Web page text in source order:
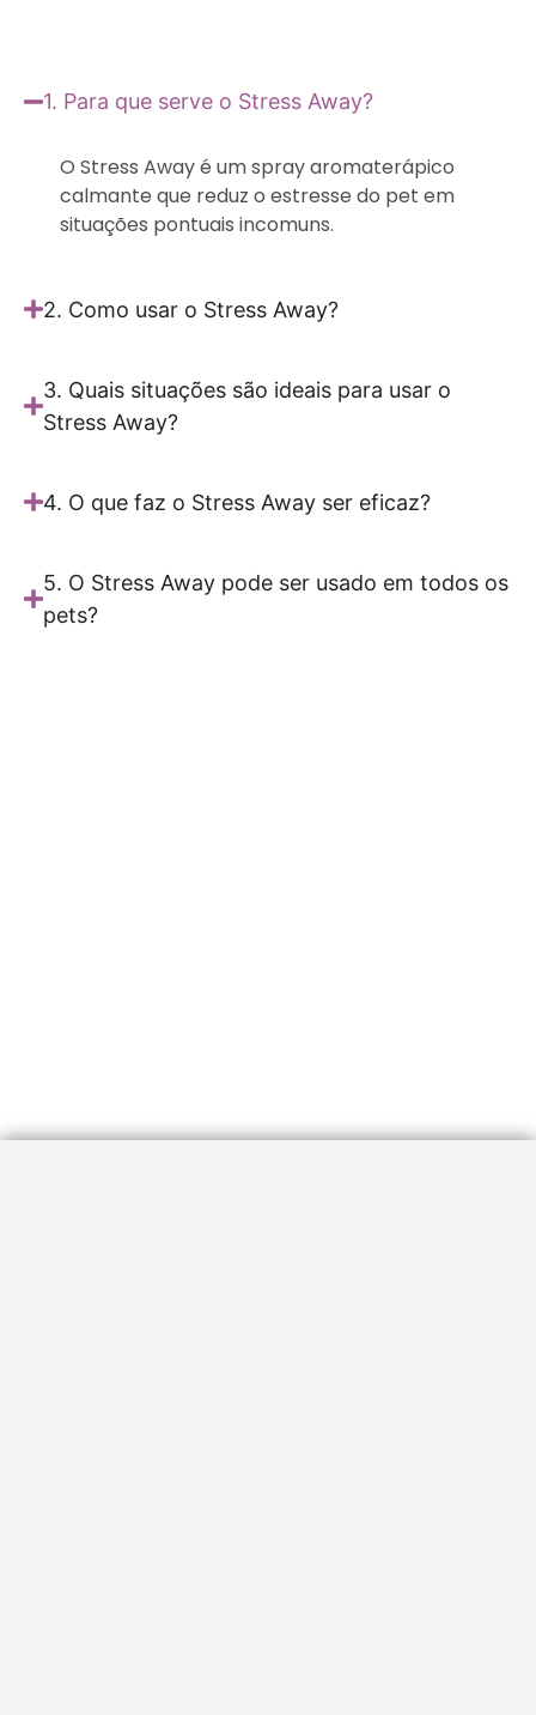
1. Para que serve o Stress Away?
O Stress Away é um spray aromaterápico
calmante que reduz o estresse do pet em
situações pontuais incomuns.
2. Como usar o Stress Away?
3. Quais situações são ideais para usar o
Stress Away?
4. O que faz o Stress Away ser eficaz?
5. O Stress Away pode ser usado em todos os
pets?